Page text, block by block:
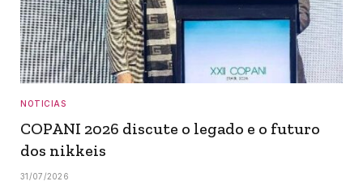
NOTICIAS
COPANI 2026 discute o legado e o futuro
dos nikkeis
31/07/2026